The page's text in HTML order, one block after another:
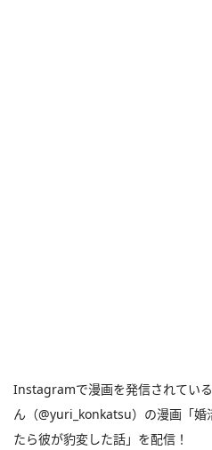
Instagramで漫画を発信されてい
ん（@yuri_konkatsu）の漫画「婚
たら彼が豹変した話」を配信！